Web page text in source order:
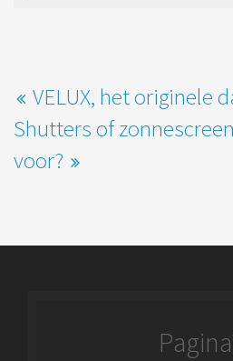
VELUX, het originele
Shutters of
voor?